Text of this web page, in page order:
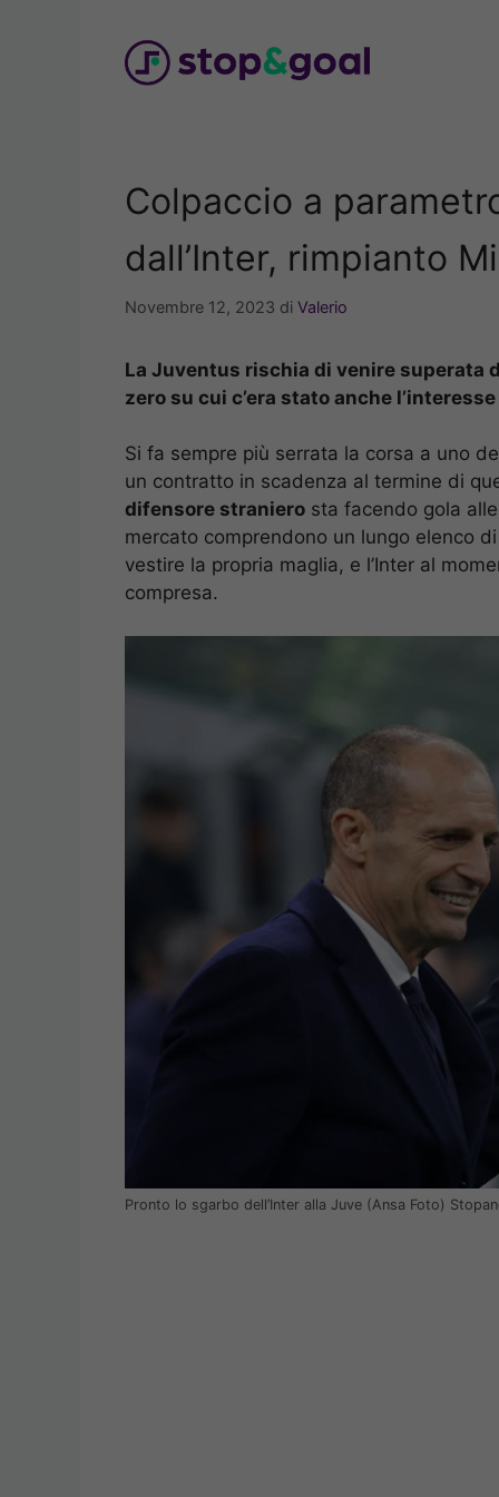
Colpaccio a
dall’Inter, rimpianto
Novembre 12, 2023 di Valerio
La Juventus rischia di venire superata
zero su cui c’era stato anche
Si fa sempre più serrata la corsa a uno
un contratto in scadenza al termine di
difensore straniero sta facendo gola
mercato comprendono un lungo elenco
vestire la propria maglia, e l’Inter al
compresa.
Pronto lo sgarbo dell’Inter alla Juve (Ansa Foto)